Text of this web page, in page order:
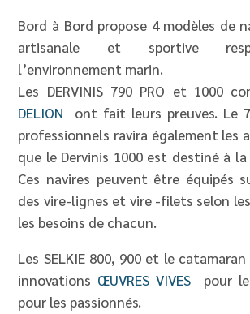
Bord à Bord propose 4 modèles de
artisanale et sportive
l’environnement marin.
Les DERVINIS 790 PRO et 1000
DELION
ont fait leurs preuves. Le
professionnels ravira également les
que le Dervinis 1000 est destiné à
Ces navires peuvent être équipés
des vire-lignes et vire -filets selon
les besoins de chacun.
Les SELKIE 800, 900 et le
innovations ŒUVRES VIVES pour
pour les passionnés.